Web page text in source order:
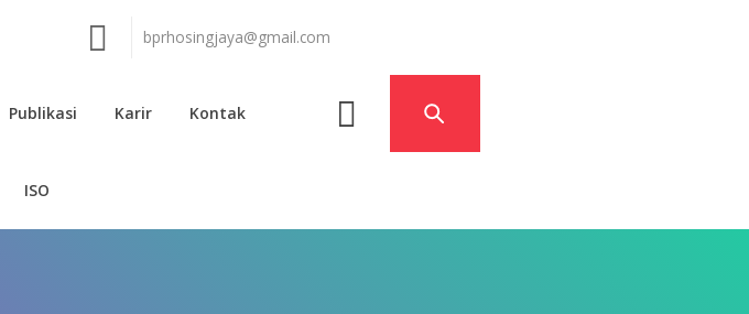
bprhosingjaya@gmail.com
Publikasi Karir Kontak
ISO